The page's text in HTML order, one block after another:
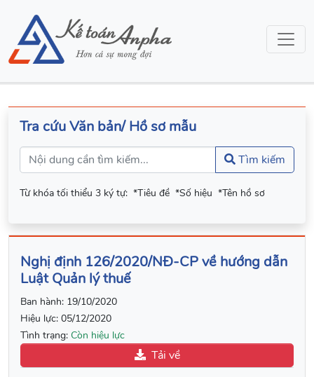
Tra cứu Văn bản/ Hồ sơ mẫu
Tìm kiếm
Từ khóa tối thiểu 3 ký tự: *Tiêu đề *Số hiệu *Tên hồ sơ
Nghị định 126/2020/NĐ-CP về hướng dẫn
Luật Quản lý thuế
Ban hành: 19/10/2020
Hiệu lực: 05/12/2020
Tình trạng: Còn hiệu lực
Tải về